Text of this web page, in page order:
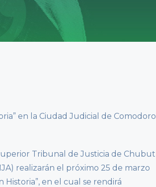
en la Ciudad Judicial de Comodoro
Tribunal de Justicia de Chubut
realizarán el próximo 25 de marzo
en el cual se rendirá